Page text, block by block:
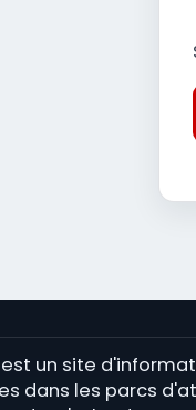
est un site
dans les parcs